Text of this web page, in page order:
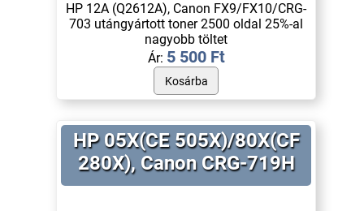
HP 12A (Q2612A), Canon FX9/FX10/CRG-
703 utángyártott toner 2500 oldal 25%-al
nagyobb töltet
Ár: 5 500 Ft
HP 05X(CE 505X)/80X(CF
280X), Canon CRG-719H